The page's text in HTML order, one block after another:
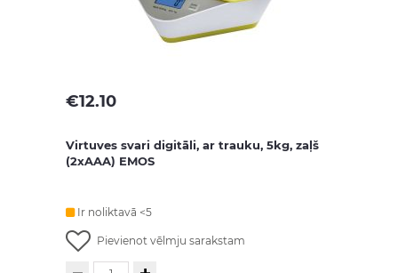
€12.10
Virtuves svari digitāli, ar trauku, 5kg, zaļš
(2xAAA) EMOS
Ir noliktavā <5
Pievienot vēlmju sarakstam